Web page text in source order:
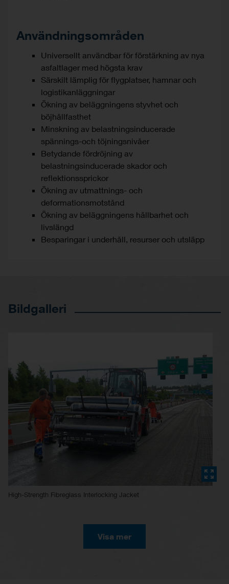
Användningsområden
Universellt användbar för förstärkning av nya
asfaltlager med högsta krav
Särskilt lämplig för flygplatser, hamnar och
logistikanläggningar
Ökning av beläggningens styvhet och
böjhållfasthet
Minskning av belastningsinducerade
spännings-och töjningsnivåer
Betydande fördröjning av
belastningsinducerade skador och
reflektionssprickor
Ökning av utmattnings- och
deformationsmotstånd
Ökning av beläggningens hållbarhet och
livslängd
Besparingar i underhåll, resurser och utsläpp
Bildgalleri
High-Strength Fibreglass Interlocking Jacket
Visa mer